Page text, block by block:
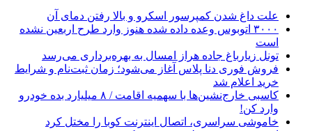
علت داغ شدن کمپرسور اسکرو و بالا رفتن دمای آن
۳۰۰۰ اتوبوس وعده داده شده هنوز وارد طرح اربعین نشده
است
تونل زیارباغ جاده هراز امسال به بهره‌برداری می‌رسد
فروش فوری دنا پلاس آغاز می‌شود؛ زمان ثبت‌نام و شرایط
خرید اعلام شد
کاسبی خارج‌نشین‌ها با سهمیه اقامت / ۸ میلیارد بده خودرو
وارد کن!
خاموشی سراسری، اتصال اینترنت کوبا را مختل کرد